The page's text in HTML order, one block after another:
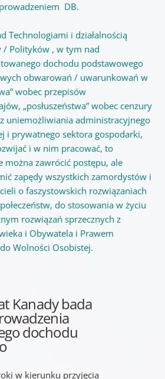
DB.
Technologiami i działalnością
/ Polityków , w tym nad
dochodu podstawowego
obwarowań / uwarunkowań w
wobec przepisów
„posłuszeństwa” wobec cenzury
uniemożliwiania administracyjnego
i prywatnego sektora gospodarki,
i w nim pracować, to
można zawrócić postępu, ale
zapędy wszystkich zamordystów i
o faszystowskich rozwiązaniach
do stosowania w życiu
rozwiązań sprzecznych z
i Obywatela i Prawem
Wolności Osobistej.
Kanady bada
dochodu
w kierunku przyjęcia